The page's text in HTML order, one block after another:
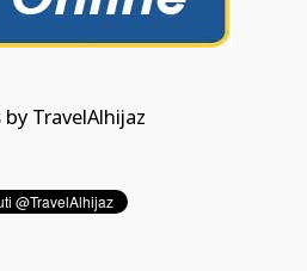
TravelAlhijaz